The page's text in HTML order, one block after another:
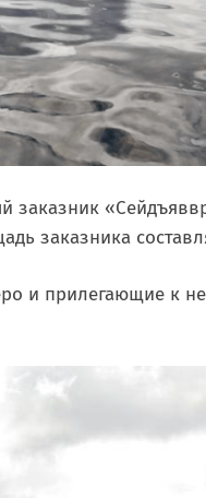
заказник
заказника
и прилегающие к